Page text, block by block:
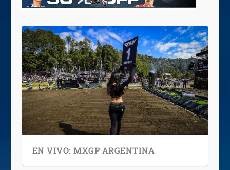
EN VIVO: MXGP ARGENTINA